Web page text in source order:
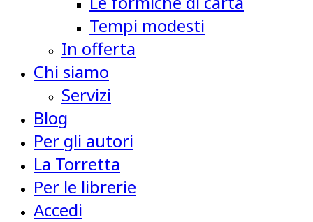
Tempi modesti
In offerta
Chi siamo
Servizi
Blog
Per gli autori
La Torretta
Per le librerie
Accedi